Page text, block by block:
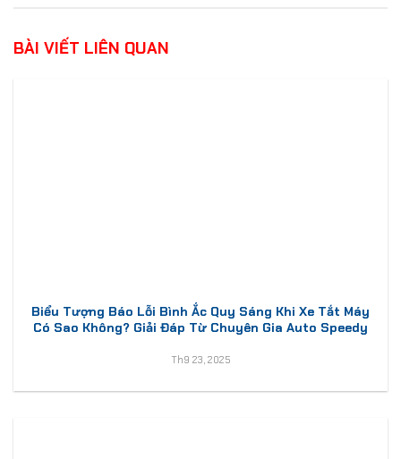
BÀI VIẾT LIÊN QUAN
Biểu Tượng Báo Lỗi Bình Ắc Quy Sáng Khi Xe Tắt Máy
Có Sao Không? Giải Đáp Từ Chuyên Gia Auto Speedy
Th9 23, 2025